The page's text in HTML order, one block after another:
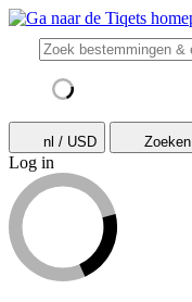
nl / USD Zoeken
Log in